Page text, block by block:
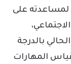
لمساعدته على
بالدرجة
المهارات